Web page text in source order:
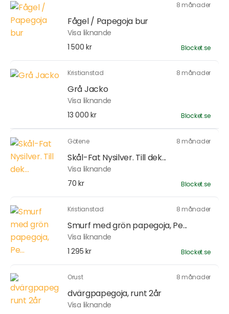
8 månader
Fågel / Papegoja bur
Visa liknande
1 500 kr
Blocket.se
Kristianstad 8 månader
Grå Jacko
Visa liknande
13 000 kr
Blocket.se
Götene 8 månader
Skål-Fat Nysilver. Till dek...
Visa liknande
70 kr
Blocket.se
Kristianstad 8 månader
Smurf med grön papegoja, Pe...
Visa liknande
1 295 kr
Blocket.se
Orust 8 månader
dvärgpapegoja, runt 2år
Visa liknande